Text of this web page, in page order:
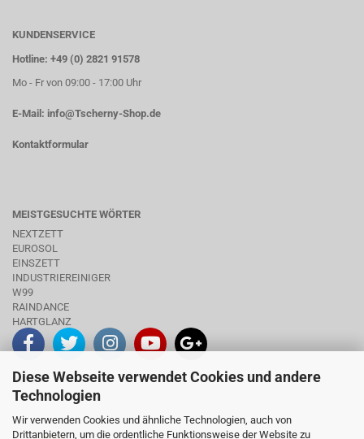
Diese Webseite verwendet Cookies und andere
Technologien
Wir verwenden Cookies und ähnliche Technologien, auch von
Drittanbietern, um die ordentliche Funktionsweise der Website zu
KUNDENSERVICE
Hotline: +49 (0) 2821 91578
Mo - Fr von 09:00 - 17:00 Uhr
E-Mail: info@Tscherny-Shop.de
Kontaktformular
MEISTGESUCHTE WÖRTER
NEXTZETT
EUROSOL
EINSZETT
INDUSTRIEREINIGER
W99
RAINDANCE
HARTGLANZ
INFO